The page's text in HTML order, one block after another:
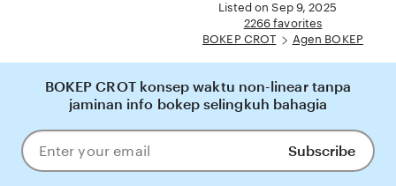
Listed on Sep 9, 2025
2266 favorites
BOKEP CROT
Agen BOKEP
BOKEP CROT konsep waktu non-linear tanpa
jaminan info bokep selingkuh bahagia
Enter
your
Subscribe